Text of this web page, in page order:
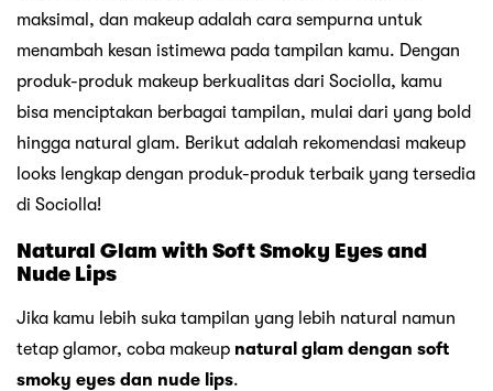
maksimal, dan makeup adalah cara sempurna untuk
menambah kesan istimewa pada tampilan kamu. Dengan
produk-produk makeup berkualitas dari Sociolla, kamu
bisa menciptakan berbagai tampilan, mulai dari yang bold
hingga natural glam. Berikut adalah rekomendasi makeup
looks lengkap dengan produk-produk terbaik yang tersedia
di Sociolla!
Natural Glam with Soft Smoky Eyes and
Nude Lips
Jika kamu lebih suka tampilan yang lebih natural namun
tetap glamor, coba makeup natural glam dengan soft
smoky eyes dan nude lips.